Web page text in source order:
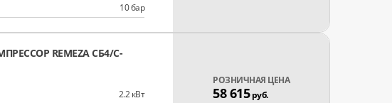
10 бар
REMEZA СБ4/C-
2.2 кВт
РОЗНИЧНАЯ ЦЕНА
58 615руб.